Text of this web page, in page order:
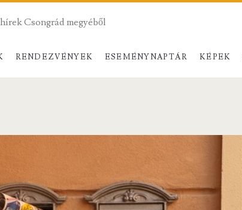
Csongrád megyéből
RENDEZVÉNYEK ESEMÉNYNAPTÁR KÉPEK